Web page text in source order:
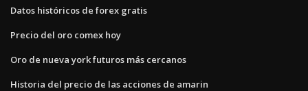
Datos históricos de forex gratis
Precio del oro comex hoy
Oro de nueva york futuros más cercanos
Historia del precio de las acciones de amarin